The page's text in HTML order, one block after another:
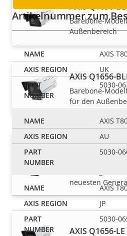
AXIS Q1656-
Barebone-
Außenbereich
AXIS Q1656-
Barebone-
für den
AXIS Q1656-
Fusion Camera
neuesten
AXIS Q1656-
Artikelnummer zum
AXIS
UK
5030-
AXIS
AU
5030-
AXIS
JP
5030-